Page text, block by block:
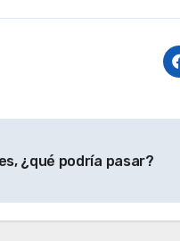
¿qué podría pasar?